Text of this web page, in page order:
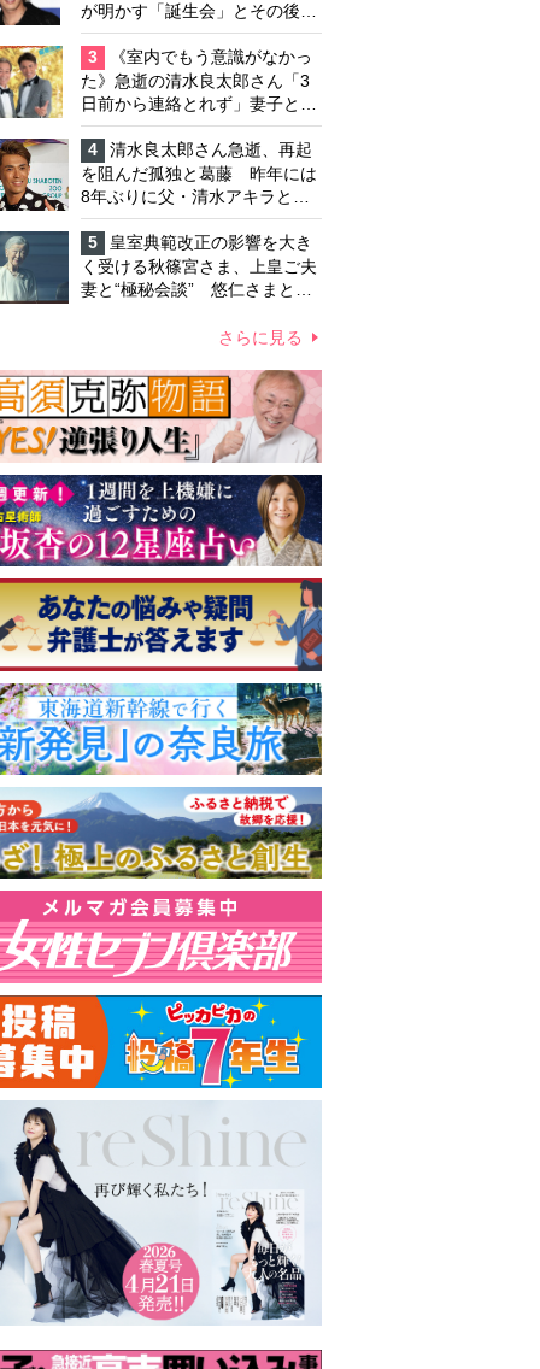
が明かす「誕生会」とその後の
メッセージ
3
《室内でもう意識がなかっ
た》急逝の清水良太郎さん「3
日前から連絡とれず」妻子とは
別居で孤独を感じていた
4
清水良太郎さん急逝、再起
を阻んだ孤独と葛藤 昨年には
8年ぶりに父・清水アキラと共
演、本格的な活動再開に向かっ
ていたが…周囲が懸念していた
「不安定なところ」
5
皇室典範改正の影響を大き
く受ける秋篠宮さま、上皇ご夫
妻と“極秘会談” 悠仁さまと佳
室の伝統のあり方をご相談か
さらに見る